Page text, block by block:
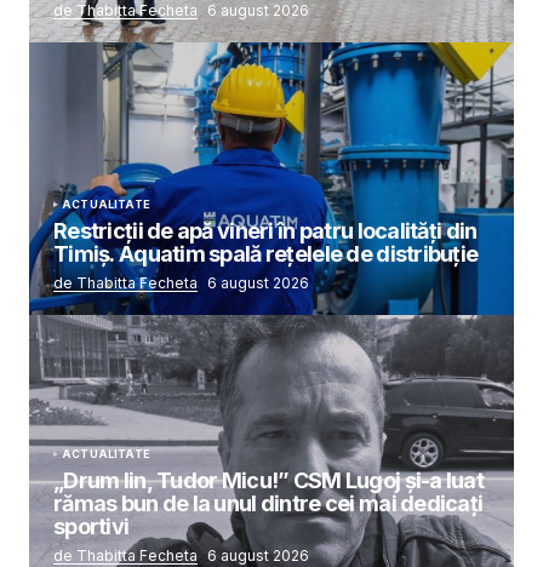
de Thabitta Fecheta 6 august 2026
ACTUALITATE
Restricții de apă vineri în patru localități din
Timiș. Aquatim spală rețelele de distribuție
de Thabitta Fecheta 6 august 2026
ACTUALITATE
„Drum lin, Tudor Micu!” CSM Lugoj și-a luat
rămas bun de la unul dintre cei mai dedicați
sportivi
de Thabitta Fecheta 6 august 2026